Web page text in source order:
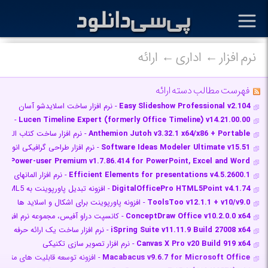
نرم افزار اداری ارائه
فهرست مطالب دسته ارائه
Easy Slideshow Professional v2.104 - نرم افزار ساخت اسلایدشو آسان
Lucen Timeline Expert (formerly Office Timeline) v14.21.00.00
-
Anthemion Jutoh v3.32.1 x64/x86 + Portable- نرم افزار ساخت کتاب
Software Ideas Modeler Ultimate v15.51 - نرم افزار طراحی گرافیکی
Power-user Premium v1.7.86.414 for PowerPoint, Excel and Word
Efficient Elements for presentations v4.5.2600.1 - نرم افزار المان‎های موثر برای ارائه
DigitalOfficePro HTML5Point v4.1.74 - افزونه تبدیل پاورپوینت به HTML5
ToolsToo v12.1.1 + v10/v9.0 - افزونه پاورپوینت برای اشکال و اسلاید ها
ConceptDraw Office v10.2.0.0 x64 - کانسپت دراو آفیس، مجموعه نرم
iSpring Suite v11.11.9 Build 27008 x64 - نرم افزار ساخت یک ارائه حرفه ای
Canvas X Pro v20 Build 919 x64 - نرم افزار تصویر سازی تکنیکی
Macabacus v9.6.7 for Microsoft Office - افزونه توسعه قابلیت های